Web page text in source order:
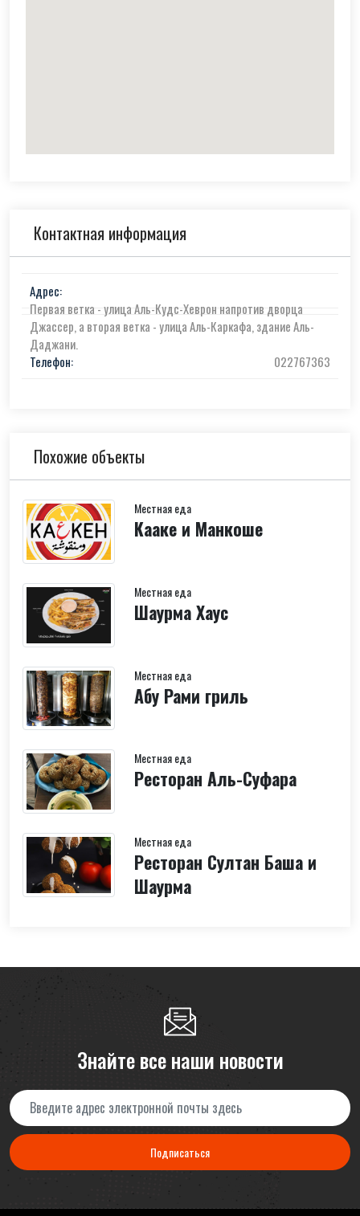
Контактная информация
Адрес:
Первая ветка - улица Аль-Кудс-Хеврон напротив дворца
Джассер, а вторая ветка - улица Аль-Каркафа, здание Аль-
Даджани.
Телефон:
022767363
Похожие объекты
Местная еда
Кааке и Манкоше
Местная еда
Шаурма Хаус
Местная еда
Абу Рами гриль
Местная еда
Ресторан Аль-Суфара
Местная еда
Ресторан Султан Баша и
Шаурма
Знайте все наши новости
Подписаться